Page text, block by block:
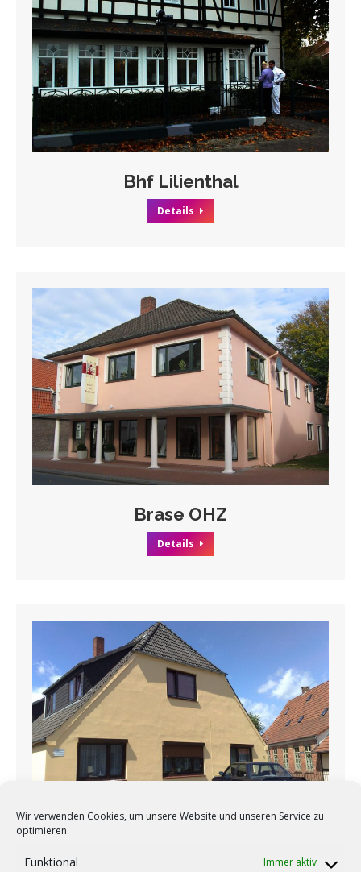
Wir verwenden Cookies, um unsere Website und unseren Service zu
optimieren.
Funktional Immer aktiv
Bhf Lilienthal
Details
Brase OHZ
Details